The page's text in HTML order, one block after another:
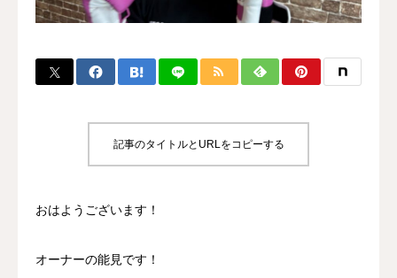
記事のタイトルとURLをコピーする
おはようございます！
オーナーの能見です！
BLOG